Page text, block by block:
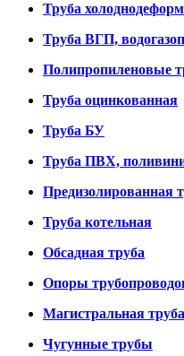
Труба
Труба ВГП,
Полипропиленовые
Труба оцинкованная
Труба БУ
Труба ПВХ,
Предизолированная
Труба котельная
Обсадная труба
Опоры
Магистральная труба
Чугунные трубы